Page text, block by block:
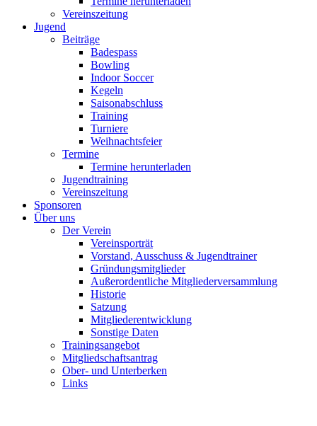
Vereinszeitung
Jugend
Beiträge
Badespass
Bowling
Indoor Soccer
Kegeln
Saisonabschluss
Training
Turniere
Weihnachtsfeier
Termine
Termine herunterladen
Jugendtraining
Vereinszeitung
Sponsoren
Über uns
Der Verein
Vereinsporträt
Vorstand, Ausschuss & Jugendtrainer
Gründungsmitglieder
Außerordentliche Mitgliederversammlung
Historie
Satzung
Mitgliederentwicklung
Sonstige Daten
Trainingsangebot
Mitgliedschaftsantrag
Ober- und Unterberken
Links